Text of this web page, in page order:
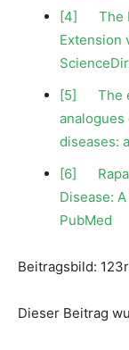
[4] The
Extension
[5] The
diseases:
[6]
Disease:
PubMed
Beitragsbild:
Dieser Beitrag